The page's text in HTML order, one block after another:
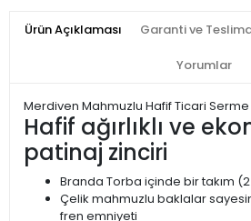
Ürün Açıklaması Garanti ve
Yorumlar
Merdiven Mahmuzlu Hafif Ticari
Hafif ağırlıklı ve
patinaj zinciri
Branda Torba içinde bir takım
Çelik mahmuzlu baklalar
fren emniyeti